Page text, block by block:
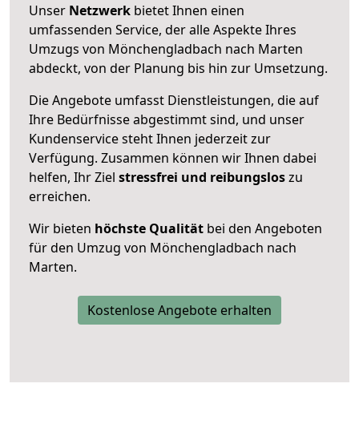
Unser Netzwerk bietet Ihnen einen
umfassenden Service, der alle Aspekte Ihres
Umzugs von Mönchengladbach nach Marten
abdeckt, von der Planung bis hin zur Umsetzung.
Die Angebote umfasst Dienstleistungen, die auf
Ihre Bedürfnisse abgestimmt sind, und unser
Kundenservice steht Ihnen jederzeit zur
Verfügung. Zusammen können wir Ihnen dabei
helfen, Ihr Ziel stressfrei und reibungsloszu
erreichen.
Wir bieten höchste Qualität bei den Angeboten
für den Umzug von Mönchengladbach nach
Marten.
Kostenlose Angebote erhalten